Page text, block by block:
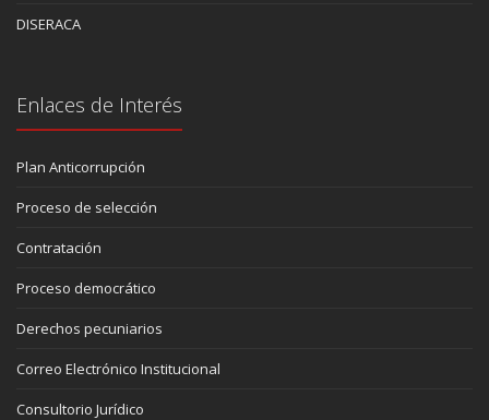
DISERACA
Enlaces de Interés
Plan Anticorrupción
Proceso de selección
Contratación
Proceso democrático
Derechos pecuniarios
Correo Electrónico Institucional
Consultorio Jurídico